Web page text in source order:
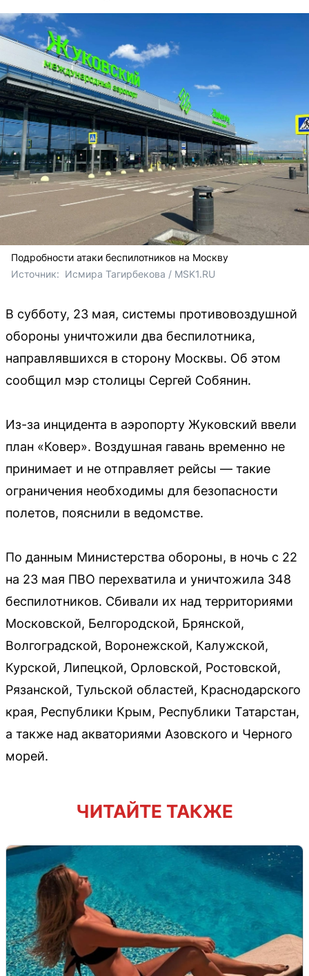
Подробности атаки беспилотников на Москву
Источник: Исмира Тагирбекова / MSK1.RU
В субботу, 23 мая, системы противовоздушной
обороны уничтожили два беспилотника,
направлявшихся в сторону Москвы. Об этом
сообщил мэр столицы Сергей Собянин.
Из-за инцидента в аэропорту Жуковский ввели
план «Ковер». Воздушная гавань временно не
принимает и не отправляет рейсы — такие
ограничения необходимы для безопасности
полетов, пояснили в ведомстве.
По данным Министерства обороны, в ночь с 22
на 23 мая ПВО перехватила и уничтожила 348
беспилотников. Сбивали их над территориями
Московской, Белгородской, Брянской,
Волгоградской, Воронежской, Калужской,
Курской, Липецкой, Орловской, Ростовской,
Рязанской, Тульской областей, Краснодарского
края, Республики Крым, Республики Татарстан,
а также над акваториями Азовского и Черного
морей.
ЧИТАЙТЕ ТАКЖЕ